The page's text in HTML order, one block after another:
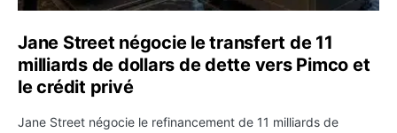
Jane Street négocie le transfert de 11
milliards de dollars de dette vers Pimco et
le crédit privé
Jane Street négocie le refinancement de 11 milliards de